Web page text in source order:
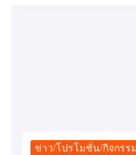
ข่าว/โปรโมชั่น/กิจกรรม